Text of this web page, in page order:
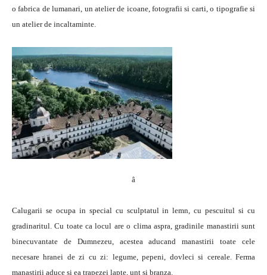
o fabrica de lumanari, un atelier de icoane, fotografii si carti, o tipografie si
un atelier de incaltaminte.
â
Calugarii se ocupa in special cu sculptatul in lemn, cu pescuitul si cu
gradinaritul. Cu toate ca locul are o clima aspra, gradinile manastirii sunt
binecuvantate de Dumnezeu, acestea aducand manastirii toate cele
necesare hranei de zi cu zi: legume, pepeni, dovleci si cereale. Ferma
manastirii aduce si ea trapezei lapte, unt si branza.